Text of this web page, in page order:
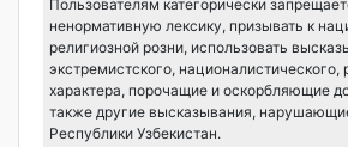
Пользователям категорически
ненормативную лексику, призывать к
религиозной розни, использовать
экстремистского, националистического,
характера, порочащие и оскорбляющие
также другие высказывания,
Республики Узбекистан.